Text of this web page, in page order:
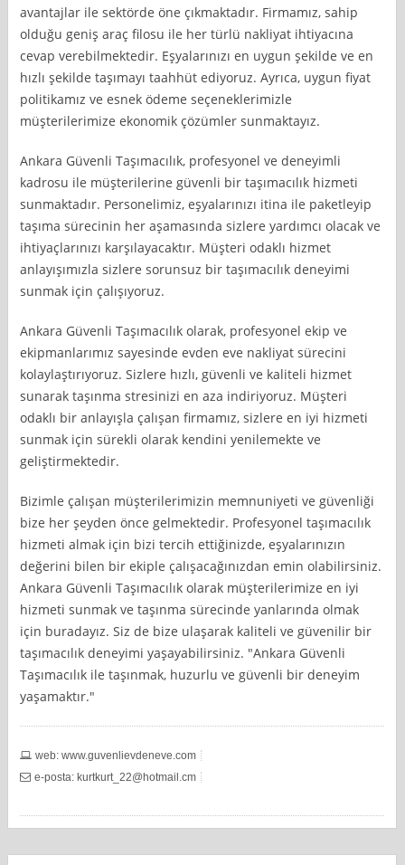
avantajlar ile sektörde öne çıkmaktadır. Firmamız, sahip
olduğu geniş araç filosu ile her türlü nakliyat ihtiyacına
cevap verebilmektedir. Eşyalarınızı en uygun şekilde ve en
hızlı şekilde taşımayı taahhüt ediyoruz. Ayrıca, uygun fiyat
politikamız ve esnek ödeme seçeneklerimizle
müşterilerimize ekonomik çözümler sunmaktayız.
Ankara Güvenli Taşımacılık, profesyonel ve deneyimli
kadrosu ile müşterilerine güvenli bir taşımacılık hizmeti
sunmaktadır. Personelimiz, eşyalarınızı itina ile paketleyip
taşıma sürecinin her aşamasında sizlere yardımcı olacak ve
ihtiyaçlarınızı karşılayacaktır. Müşteri odaklı hizmet
anlayışımızla sizlere sorunsuz bir taşımacılık deneyimi
sunmak için çalışıyoruz.
Ankara Güvenli Taşımacılık olarak, profesyonel ekip ve
ekipmanlarımız sayesinde evden eve nakliyat sürecini
kolaylaştırıyoruz. Sizlere hızlı, güvenli ve kaliteli hizmet
sunarak taşınma stresinizi en aza indiriyoruz. Müşteri
odaklı bir anlayışla çalışan firmamız, sizlere en iyi hizmeti
sunmak için sürekli olarak kendini yenilemekte ve
geliştirmektedir.
Bizimle çalışan müşterilerimizin memnuniyeti ve güvenliği
bize her şeyden önce gelmektedir. Profesyonel taşımacılık
hizmeti almak için bizi tercih ettiğinizde, eşyalarınızın
değerini bilen bir ekiple çalışacağınızdan emin olabilirsiniz.
Ankara Güvenli Taşımacılık olarak müşterilerimize en iyi
hizmeti sunmak ve taşınma sürecinde yanlarında olmak
için buradayız. Siz de bize ulaşarak kaliteli ve güvenilir bir
taşımacılık deneyimi yaşayabilirsiniz. "Ankara Güvenli
Taşımacılık ile taşınmak, huzurlu ve güvenli bir deneyim
yaşamaktır."
web: www.guvenlievdeneve.com
e-posta: kurtkurt_22@hotmail.cm